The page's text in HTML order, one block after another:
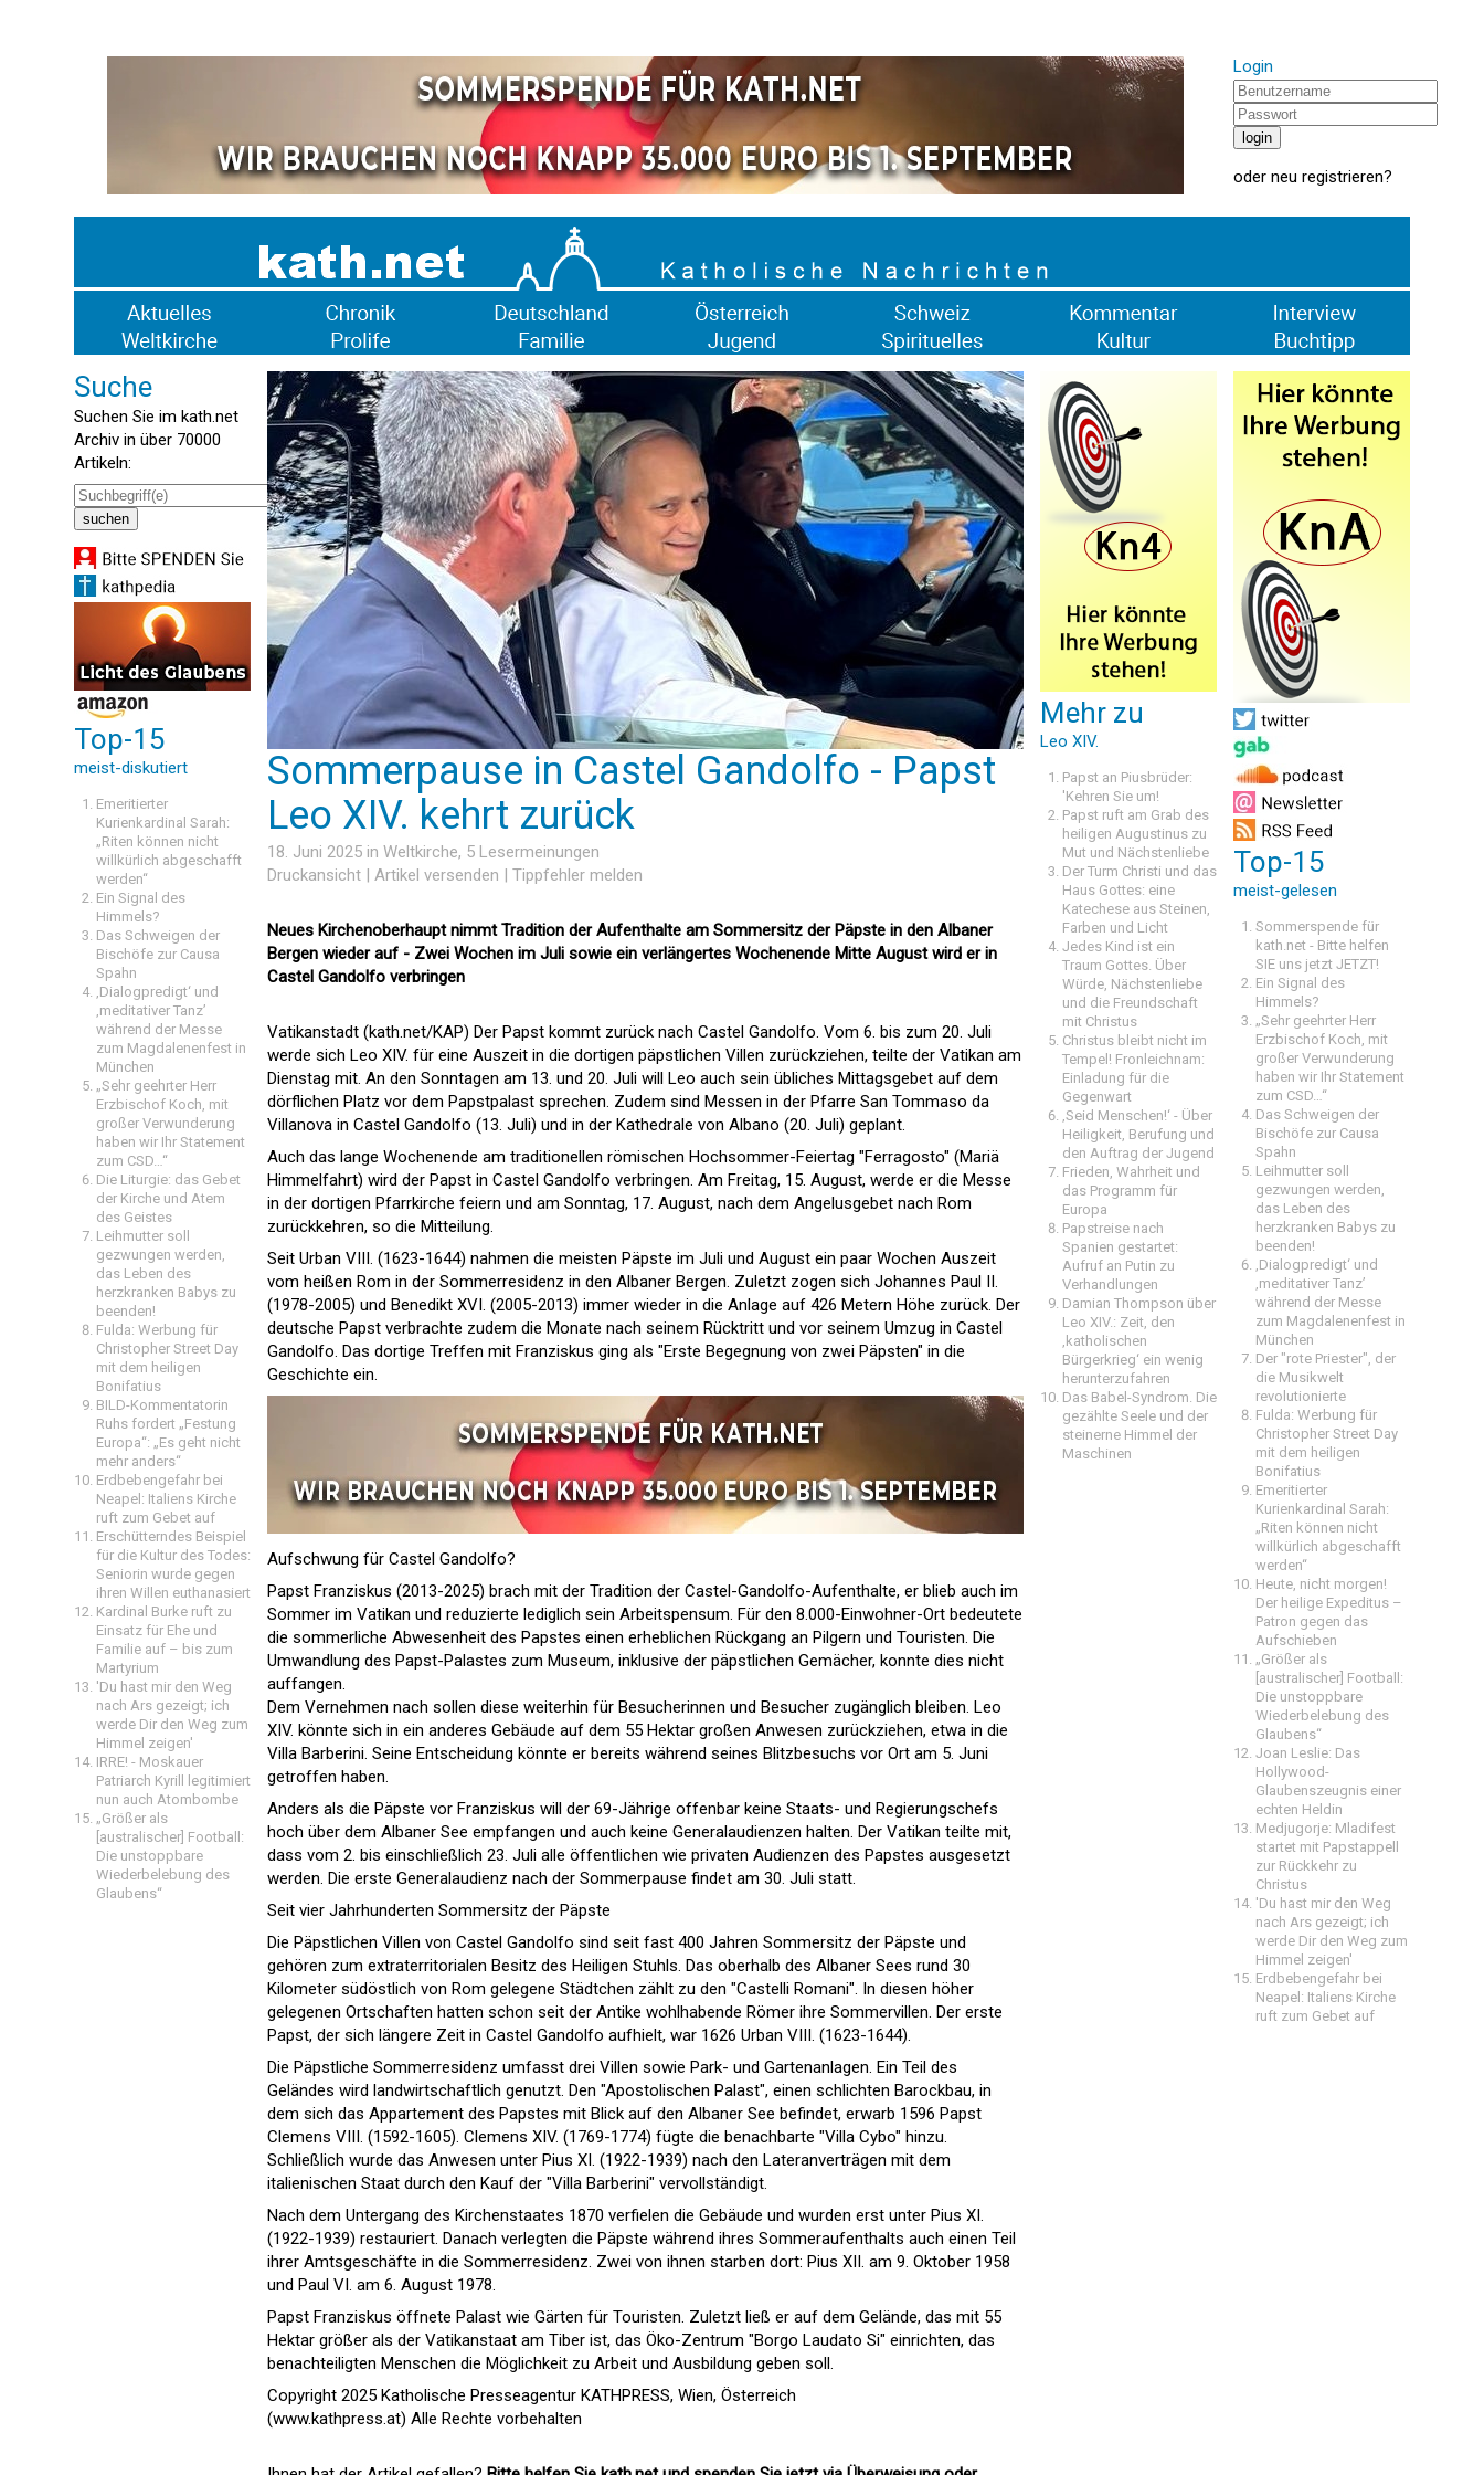
Login
oder neu registrieren?
Suche
Suchen Sie im kath.net
Archiv in über 70000
Artikeln:
Top-15
meist-diskutiert
Emeritierter
Kurienkardinal Sarah:
„Riten können nicht
willkürlich abgeschafft
werden“
Ein Signal des
Himmels?
Das Schweigen der
Bischöfe zur Causa
Spahn
‚Dialogpredigt‘ und
‚meditativer Tanz’
während der Messe
zum Magdalenenfest in
München
„Sehr geehrter Herr
Erzbischof Koch, mit
großer Verwunderung
haben wir Ihr Statement
zum CSD…“
Die Liturgie: das Gebet
der Kirche und Atem
des Geistes
Leihmutter soll
gezwungen werden,
das Leben des
herzkranken Babys zu
beenden!
Fulda: Werbung für
Christopher Street Day
mit dem heiligen
Bonifatius
BILD-Kommentatorin
Ruhs fordert „Festung
Europa“: „Es geht nicht
mehr anders“
Erdbebengefahr bei
Neapel: Italiens Kirche
ruft zum Gebet auf
Erschütterndes Beispiel
für die Kultur des Todes:
Seniorin wurde gegen
ihren Willen euthanasiert
Kardinal Burke ruft zu
Einsatz für Ehe und
Familie auf – bis zum
Martyrium
'Du hast mir den Weg
nach Ars gezeigt; ich
werde Dir den Weg zum
Himmel zeigen'
IRRE! - Moskauer
Patriarch Kyrill legitimiert
nun auch Atombombe
„Größer als
[australischer] Football:
Die unstoppbare
Wiederbelebung des
Glaubens“
Sommerpause in Castel Gandolfo - Papst
Leo XIV. kehrt zurück
18. Juni 2025 in Weltkirche, 5 Lesermeinungen
Druckansicht | Artikel versenden | Tippfehler melden
Neues Kirchenoberhaupt nimmt Tradition der Aufenthalte am Sommersitz der Päpste in den Albaner
Bergen wieder auf - Zwei Wochen im Juli sowie ein verlängertes Wochenende Mitte August wird er in
Castel Gandolfo verbringen
Vatikanstadt (kath.net/KAP) Der Papst kommt zurück nach Castel Gandolfo. Vom 6. bis zum 20. Juli
werde sich Leo XIV. für eine Auszeit in die dortigen päpstlichen Villen zurückziehen, teilte der Vatikan am
Dienstag mit. An den Sonntagen am 13. und 20. Juli will Leo auch sein übliches Mittagsgebet auf dem
dörflichen Platz vor dem Papstpalast sprechen. Zudem sind Messen in der Pfarre San Tommaso da
Villanova in Castel Gandolfo (13. Juli) und in der Kathedrale von Albano (20. Juli) geplant.
Auch das lange Wochenende am traditionellen römischen Hochsommer-Feiertag "Ferragosto" (Mariä
Himmelfahrt) wird der Papst in Castel Gandolfo verbringen. Am Freitag, 15. August, werde er die Messe
in der dortigen Pfarrkirche feiern und am Sonntag, 17. August, nach dem Angelusgebet nach Rom
zurückkehren, so die Mitteilung.
Seit Urban VIII. (1623-1644) nahmen die meisten Päpste im Juli und August ein paar Wochen Auszeit
vom heißen Rom in der Sommerresidenz in den Albaner Bergen. Zuletzt zogen sich Johannes Paul II.
(1978-2005) und Benedikt XVI. (2005-2013) immer wieder in die Anlage auf 426 Metern Höhe zurück. Der
deutsche Papst verbrachte zudem die Monate nach seinem Rücktritt und vor seinem Umzug in Castel
Gandolfo. Das dortige Treffen mit Franziskus ging als "Erste Begegnung von zwei Päpsten" in die
Geschichte ein.
Aufschwung für Castel Gandolfo?
Papst Franziskus (2013-2025) brach mit der Tradition der Castel-Gandolfo-Aufenthalte, er blieb auch im
Sommer im Vatikan und reduzierte lediglich sein Arbeitspensum. Für den 8.000-Einwohner-Ort bedeutete
die sommerliche Abwesenheit des Papstes einen erheblichen Rückgang an Pilgern und Touristen. Die
Umwandlung des Papst-Palastes zum Museum, inklusive der päpstlichen Gemächer, konnte dies nicht
auffangen.
Dem Vernehmen nach sollen diese weiterhin für Besucherinnen und Besucher zugänglich bleiben. Leo
XIV. könnte sich in ein anderes Gebäude auf dem 55 Hektar großen Anwesen zurückziehen, etwa in die
Villa Barberini. Seine Entscheidung könnte er bereits während seines Blitzbesuchs vor Ort am 5. Juni
getroffen haben.
Anders als die Päpste vor Franziskus will der 69-Jährige offenbar keine Staats- und Regierungschefs
hoch über dem Albaner See empfangen und auch keine Generalaudienzen halten. Der Vatikan teilte mit,
dass vom 2. bis einschließlich 23. Juli alle öffentlichen wie privaten Audienzen des Papstes ausgesetzt
werden. Die erste Generalaudienz nach der Sommerpause findet am 30. Juli statt.
Seit vier Jahrhunderten Sommersitz der Päpste
Die Päpstlichen Villen von Castel Gandolfo sind seit fast 400 Jahren Sommersitz der Päpste und
gehören zum extraterritorialen Besitz des Heiligen Stuhls. Das oberhalb des Albaner Sees rund 30
Kilometer südöstlich von Rom gelegene Städtchen zählt zu den "Castelli Romani". In diesen höher
gelegenen Ortschaften hatten schon seit der Antike wohlhabende Römer ihre Sommervillen. Der erste
Papst, der sich längere Zeit in Castel Gandolfo aufhielt, war 1626 Urban VIII. (1623-1644).
Die Päpstliche Sommerresidenz umfasst drei Villen sowie Park- und Gartenanlagen. Ein Teil des
Geländes wird landwirtschaftlich genutzt. Den "Apostolischen Palast", einen schlichten Barockbau, in
dem sich das Appartement des Papstes mit Blick auf den Albaner See befindet, erwarb 1596 Papst
Clemens VIII. (1592-1605). Clemens XIV. (1769-1774) fügte die benachbarte "Villa Cybo" hinzu.
Schließlich wurde das Anwesen unter Pius XI. (1922-1939) nach den Lateranverträgen mit dem
italienischen Staat durch den Kauf der "Villa Barberini" vervollständigt.
Nach dem Untergang des Kirchenstaates 1870 verfielen die Gebäude und wurden erst unter Pius XI.
(1922-1939) restauriert. Danach verlegten die Päpste während ihres Sommeraufenthalts auch einen Teil
ihrer Amtsgeschäfte in die Sommerresidenz. Zwei von ihnen starben dort: Pius XII. am 9. Oktober 1958
und Paul VI. am 6. August 1978.
Papst Franziskus öffnete Palast wie Gärten für Touristen. Zuletzt ließ er auf dem Gelände, das mit 55
Hektar größer als der Vatikanstaat am Tiber ist, das Öko-Zentrum "Borgo Laudato Si" einrichten, das
benachteiligten Menschen die Möglichkeit zu Arbeit und Ausbildung geben soll.
Copyright 2025 Katholische Presseagentur KATHPRESS, Wien, Österreich
(www.kathpress.at) Alle Rechte vorbehalten
Mehr zu
Leo XIV.
Papst an Piusbrüder:
'Kehren Sie um!
Papst ruft am Grab des
heiligen Augustinus zu
Mut und Nächstenliebe
Der Turm Christi und das
Haus Gottes: eine
Katechese aus Steinen,
Farben und Licht
Jedes Kind ist ein
Traum Gottes. Über
Würde, Nächstenliebe
und die Freundschaft
mit Christus
Christus bleibt nicht im
Tempel! Fronleichnam:
Einladung für die
Gegenwart
‚Seid Menschen!‘ - Über
Heiligkeit, Berufung und
den Auftrag der Jugend
Frieden, Wahrheit und
das Programm für
Europa
Papstreise nach
Spanien gestartet:
Aufruf an Putin zu
Verhandlungen
Damian Thompson über
Leo XIV.: Zeit, den
‚katholischen
Bürgerkrieg‘ ein wenig
herunterzufahren
Das Babel-Syndrom. Die
gezählte Seele und der
steinerne Himmel der
Maschinen
Top-15
meist-gelesen
Sommerspende für
kath.net - Bitte helfen
SIE uns jetzt JETZT!
Ein Signal des
Himmels?
„Sehr geehrter Herr
Erzbischof Koch, mit
großer Verwunderung
haben wir Ihr Statement
zum CSD…“
Das Schweigen der
Bischöfe zur Causa
Spahn
Leihmutter soll
gezwungen werden,
das Leben des
herzkranken Babys zu
beenden!
‚Dialogpredigt‘ und
‚meditativer Tanz’
während der Messe
zum Magdalenenfest in
München
Der "rote Priester", der
die Musikwelt
revolutionierte
Fulda: Werbung für
Christopher Street Day
mit dem heiligen
Bonifatius
Emeritierter
Kurienkardinal Sarah:
„Riten können nicht
willkürlich abgeschafft
werden“
Heute, nicht morgen!
Der heilige Expeditus –
Patron gegen das
Aufschieben
„Größer als
[australischer] Football:
Die unstoppbare
Wiederbelebung des
Glaubens“
Joan Leslie: Das
Hollywood-
Glaubenszeugnis einer
echten Heldin
Medjugorje: Mladifest
startet mit Papstappell
zur Rückkehr zu
Christus
'Du hast mir den Weg
nach Ars gezeigt; ich
werde Dir den Weg zum
Himmel zeigen'
Erdbebengefahr bei
Neapel: Italiens Kirche
ruft zum Gebet auf